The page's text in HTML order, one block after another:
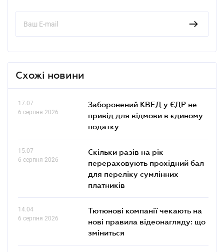
Схожі новини
17.07
6 серпня 2026
Заборонений КВЕД у ЄДР не
привід для відмови в єдиному
податку
15.07
6 серпня 2026
Скільки разів на рік
перераховують прохідний бал
для переліку сумлінних
платників
14.04
6 серпня 2026
Тютюнові компанії чекають на
нові правила відеонагляду: що
зміниться